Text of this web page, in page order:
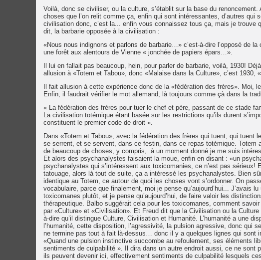
Voilà, donc se civiliser, ou la culture, s’établit sur la base du
choses que l’on relit comme ça, enfin qui sont intéressantes, d’autres
civilisation donc, c’est la... enfin vous connaissez tous ça, mais je trouve
dit, la barbarie opposée à la civilisation :
«Nous nous indignons et parlons de barbarie…» c’est-à-dire l’opposé de
une forêt aux alentours de Vienne « jonchée de papiers épars…».
Il lui en fallait pas beaucoup, hein, pour parler de barbarie, voilà, 1930!
allusion à «Totem et Tabou», donc «Malaise dans la Culture», c’est 1930,
Il fait allusion à cette expérience donc de la «fédération des frères».
Enfin, il faudrait vérifier le mot allemand, là toujours comme çà dans la
« La fédération des frères pour tuer le chef et père, passant de ce stade
La civilisation totémique étant basée sur les restrictions qu’ils durent
constituent le premier code de droit ».
Dans «Totem et Tabou», avec la fédération des frères qui tuent, qui
se serrent, et se servent, dans ce festin, dans ce repas totémique. Totem
de beaucoup de choses, y compris, à un moment donné je me suis
Et alors des psychanalystes faisaient la moue, enfin en disant : «un
psychanalystes qui s’intéressent aux toxicomanies, ce n’est pas
tatouage, alors là tout de suite, ça a intéressé les psychanalystes. Bien
identique au Totem, ce autour de quoi les choses vont s’ordonner. On
vocabulaire, parce que finalement, moi je pense qu’aujourd’hui...
toxicomanes plutôt, et je pense qu’aujourd’hui, de faire valoir les
thérapeutique. Balbo suggérait cela pour les toxicomanes, comment
par «Culture» et «Civilisation». Et Freud dit que la Civilisation ou la
à-dire qu’il distingue Culture, Civilisation et Humanité. L’humanité a une
l’humanité, cette disposition, l’agressivité, la pulsion agressive, donc
ne termine pas tout à fait là-dessus… donc il y a quelques lignes qui sont
«Quand une pulsion instinctive succombe au refoulement, ses éléments
sentiments de culpabilité ». Il dira dans un autre endroit aussi, ce ne sont
ils peuvent devenir ici, effectivement sentiments de culpabilité lesquels